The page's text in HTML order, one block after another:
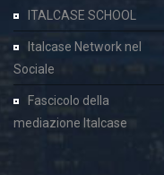
ITALCASE SCHOOL
Italcase Network nel
Sociale
Fascicolo della
mediazione Italcase